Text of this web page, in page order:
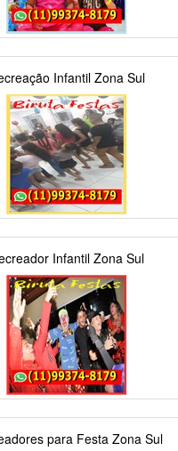
Infantil Zona Sul
Infantil Zona Sul
para Festa Zona Sul